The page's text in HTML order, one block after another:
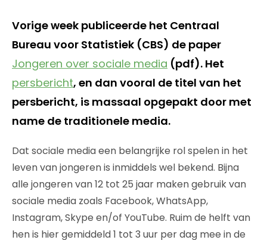
Vorige week publiceerde het Centraal
Bureau voor Statistiek (CBS) de paper
Jongeren over sociale media (pdf). Het
persbericht, en dan vooral de titel van het
persbericht, is massaal opgepakt door met
name de traditionele media.
Dat sociale media een belangrijke rol spelen in het
leven van jongeren is inmiddels wel bekend. Bijna
alle jongeren van 12 tot 25 jaar maken gebruik van
sociale media zoals Facebook, WhatsApp,
Instagram, Skype en/of YouTube. Ruim de helft van
hen is hier gemiddeld 1 tot 3 uur per dag mee in de